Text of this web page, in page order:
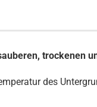
trockenen
des